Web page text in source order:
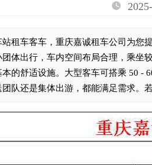
租车客车，重庆嘉诚租车公司为您
团体出行，车内空间布局合理，乘坐
的舒适设施。大型客车可搭乘 50 -
队还是集体出游，都能满足需求。